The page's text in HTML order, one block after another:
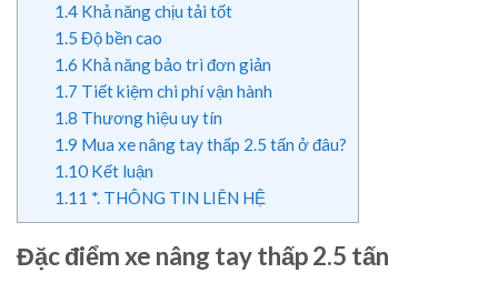
1.4Khả năng chịu tải tốt
1.5 Độ bền cao
1.6 Khả năng bảo trì đơn giản
1.7 Tiết kiệm chi phí vận hành
1.8 Thương hiệu uy tín
1.9 Mua xe nâng tay thấp 2.5 tấn ở đâu?
1.10Kết luận
1.11 *. THÔNG TIN LIÊN HỆ
Đặc điểm xe nâng tay thấp 2.5 tấn